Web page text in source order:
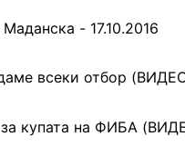
- 17.10.2016
всеки отбор
купата на ФИБА